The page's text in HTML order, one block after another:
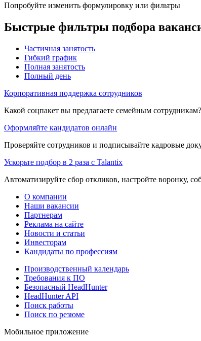
Попробуйте изменить формулировку или фильтры
Быстрые фильтры подбора
Частичная занятость
Гибкий график
Полная занятость
Полный день
Корпоративная поддержка сотрудников
Какой соцпакет вы предлагаете семейным сотрудникам?
Оформляйте кандидатов онлайн
Проверяйте сотрудников и подписывайте кадровые
Ускорьте подбор в 2 раза с Talantix
Автоматизируйте сбор откликов, настройте воронку,
О компании
Наши вакансии
Партнерам
Реклама на сайте
Новости и статьи
Инвесторам
Кандидаты по профессиям
Производственный календарь
Требования к ПО
Безопасный HeadHunter
HeadHunter API
Поиск работы
Поиск по резюме
Мобильное приложение